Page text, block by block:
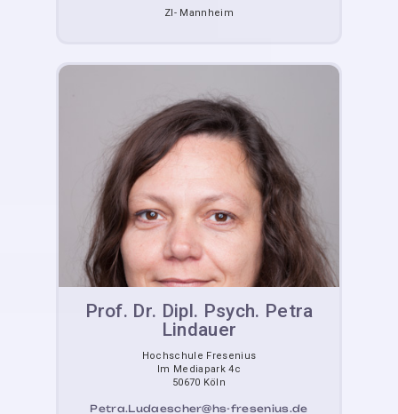
ZI- Mannheim
Prof. Dr. Dipl. Psych. Petra
Lindauer
Hochschule Fresenius
Im Mediapark 4c
50670 Köln
Petra.Ludaescher@hs-fresenius.de